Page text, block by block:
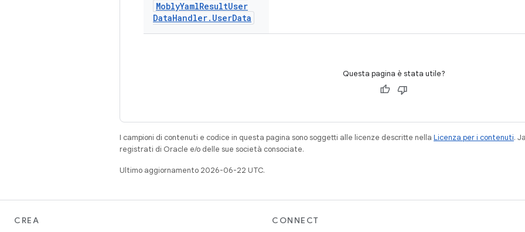
MoblyYamlResultUser
DataHandler. UserData
Questa pagina è stata utile?
I campioni di contenuti e codice in questa pagina sono soggetti alle licenze descritte nella Licenza per i contenuti.
registrati di Oracle e/o delle sue società consociate.
Ultimo aggiornamento 2026-06-22 UTC.
CREA CONNECT